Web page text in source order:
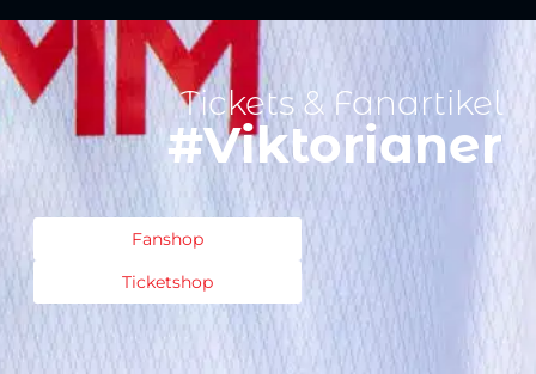
Tickets & Fanartikel
#Viktorianer
Fanshop
Ticketshop